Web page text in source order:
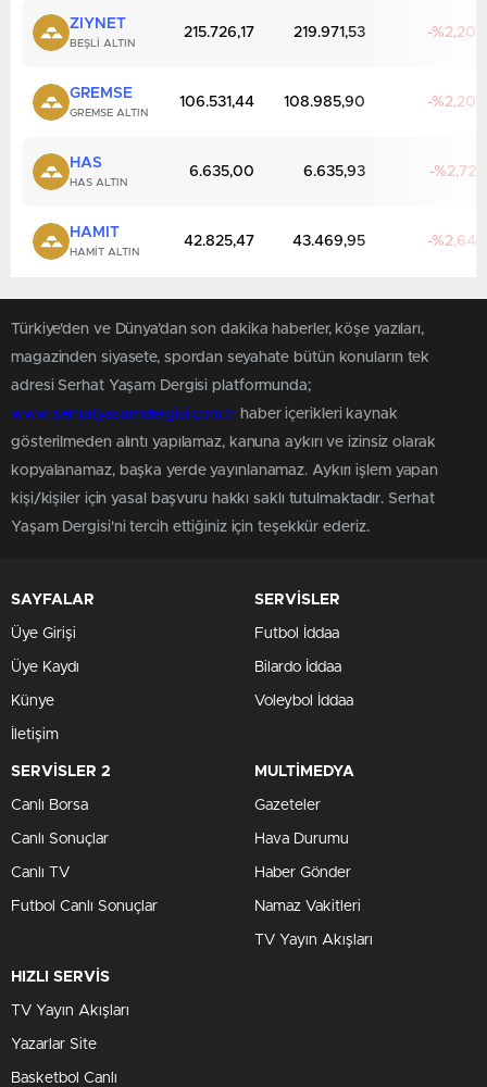
ZIYNET
BEŞLI ALTIN
215.726,17 219.971,53 2,20
GREMSE
GREMSE ALTIN
106.531,44 108.985,90 2,20
HAS
HAS ALTIN
6.635,00 6.635,93 2,72
HAMIT
HAMIT ALTIN
42.825,47 43.469,95 2,64
Türkiye'den ve Dünya’dan son dakika haberler, köşe yazıları,
magazinden siyasete, spordan seyahate bütün konuların tek
adresi Serhat Yaşam Dergisi platformunda;
www.serhatyasamdergisi.com.tr haber içerikleri kaynak
gösterilmeden alıntı yapılamaz, kanuna aykırı ve izinsiz olarak
kopyalanamaz, başka yerde yayınlanamaz. Aykırı işlem yapan
kişi/kişiler için yasal başvuru hakkı saklı tutulmaktadır. Serhat
Yaşam Dergisi'ni tercih ettiğiniz için teşekkür ederiz.
SAYFALAR
Üye Girişi
Üye Kaydı
Künye
İletişim
SERVİSLER
Futbol İddaa
Bilardo İddaa
Voleybol İddaa
SERVİSLER 2
Canlı Borsa
Canlı Sonuçlar
Canlı TV
Futbol Canlı Sonuçlar
MULTİMEDYA
Gazeteler
Hava Durumu
Haber Gönder
Namaz Vakitleri
TV Yayın Akışları
HIZLI SERVİS
TV Yayın Akışları
Yazarlar Site
Basketbol Canlı